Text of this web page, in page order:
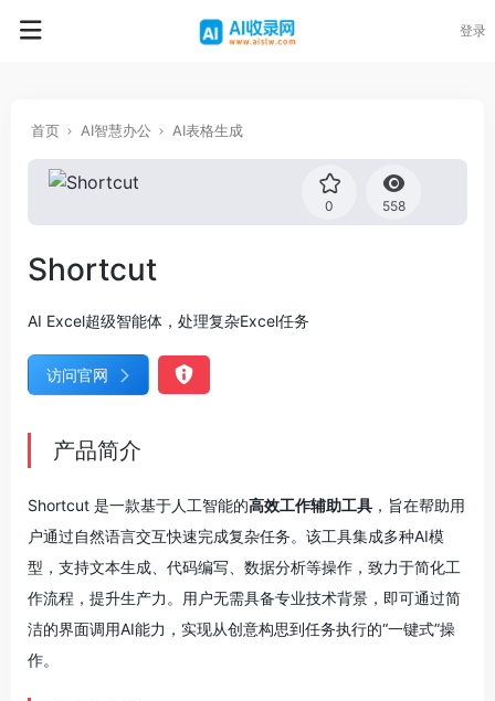
登录
首页 AI智慧办公 AI表格生成
0 558
Shortcut
AI Excel超级智能体，处理复杂Excel任务
访问官网
产品简介
Shortcut 是一款基于人工智能的高效工作辅助工具 ，旨在帮助用
户通过自然语言交互快速完成复杂任务。该工具集成多种AI模
型，支持文本生成、代码编写、数据分析等操作，致力于简化工
作流程，提升生产力。用户无需具备专业技术背景，即可通过简
洁的界面调用AI能力，实现从创意构思到任务执行的“一键式”操
作。